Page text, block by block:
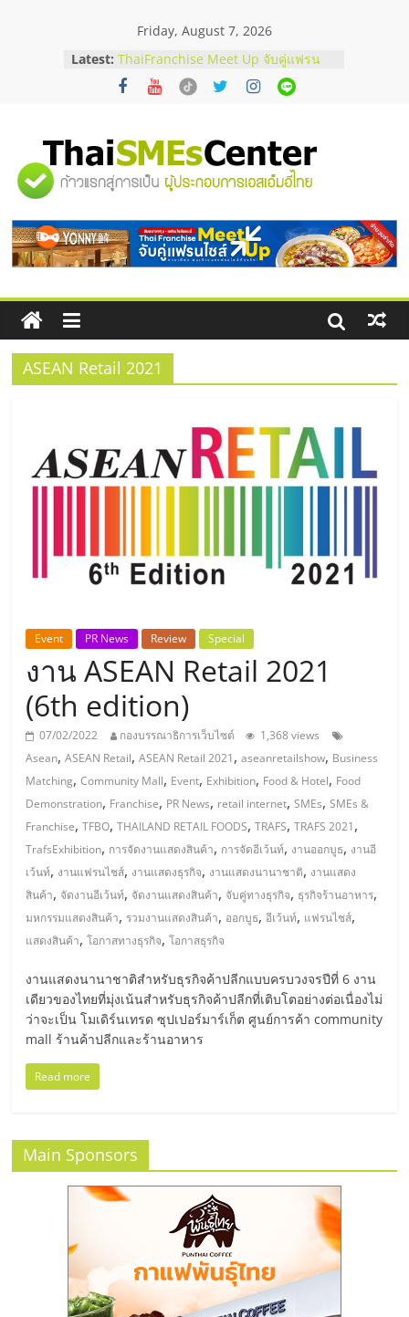
Friday, August 7, 2026
Latest: สัมมนาลงทุน แฟรนไชส์ยอนนี่
ThaiFranchise Meet Up จับคู่แฟรน
ไชส์ ครั้งที่ 8
บริษัท Cybersecurity ในไทยที่ไหนดี?
วิธีเลือกผู้ให้บริการให้คุ้มค่าและตอบ
โจทย์ธุรกิจ
เริ่มยังไงให้ผ่านฉลุย
สัมมนาออนไลน์ โอกาสบริหารสถานี
บริการน้ำมัน Shell
"ศูนย์
รวม
ข้อมูล
ธุรกิจ
SME
แห่ง
ประเทศไทย,
รวม
ธุรกิจ
เอ
ส
เอ็
มอี
ไทย,
SMEs,
แฟ
รน
ไชส์,
ที่
ปรึกษา
แฟ
ASEAN Retail 2021
Event PR News Review Special
งาน ASEAN Retail 2021
(6th edition)
07/02/2022 กองบรรณาธิการเว็บไซต์
1,368 views
Asean,ASEAN Retail,ASEAN Retail 2021,aseanretailshow, Business
Matching,Community Mall, Event, Exhibition, Food & Hotel, Food
Demonstration, Franchise, PR News, retail internet,SMEs,SMEs &
Franchise,TFBO,THAILAND RETAIL FOODS,TRAFS,TRAFS 2021,
TrafsExhibition, การจัดงานแสดงสินค้า, การจัดอีเว้นท์, งานออกบูธ, งานอี
เว้นท์, งานแฟรนไชส์, งานแสดงธุรกิจ, งานแสดงนานาชาติ, งานแสดง
สินค้า, จัดงานอีเว้นท์, จัดงานแสดงสินค้า, จับคู่ทางธุรกิจ, ธุรกิจร้านอาหาร,
มหกรรมแสดงสินค้า, รวมงานแสดงสินค้า, ออกบูธ,อีเว้นท์, แฟรนไชส์,
แสดงสินค้า,โอกาสทางธุรกิจ,โอกาสธุรกิจ
งานแสดงนานาชาติสำหรับธุรกิจค้าปลีกแบบครบวงจรปีที่ 6 งาน
เดียวของไทยที่มุ่งเน้นสำหรับธุรกิจค้าปลีกที่เติบโตอย่างต่อเนื่องไม่
ว่าจะเป็น โมเดิร์นเทรด ซุปเปอร์มาร์เก็ต ศูนย์การค้า community
mall ร้านค้าปลีกและร้านอาหาร
Read more
Main Sponsors